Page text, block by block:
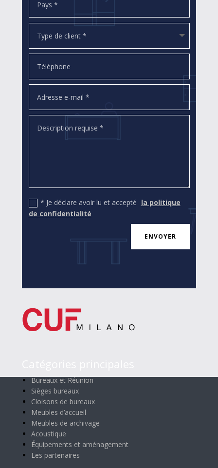
* Je déclare avoir lu et accepté la politique
de confidentialité
ENVOYER
Bureaux et Réunion
Sièges bureaux
Cloisons de bureaux
Meubles d’accueil
Meubles de archivage
Acoustique
Équipements et aménagement
Les partenaires